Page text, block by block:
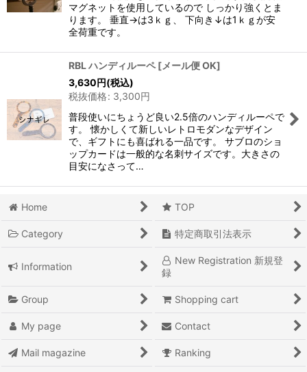
マグネットを使用しているので しっかり強くとま
ります。 垂直→は3ｋｇ、 下向き↓は1ｋｇが安
全荷重です。
RBL ハンディルーペ [メール便 OK]
3,630円(税込)
税抜価格: 3,300円
普段使いにちょうど良い2.5倍のハンディルーペで
す。 懐かしくて新しいレトロモダンなデザイン
で、ギフトにも喜ばれる一品です。 サブロのショ
ップカードは一般的な名刺サイズです。大きさの
目安になさって…
Home TOP
Category 特定商取引法表示
Information
New Registration 新規登
録
Group Shopping cart
My page Contact
Mail magazine Ranking